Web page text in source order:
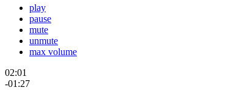
play
pause
mute
unmute
max volume
02:01
-01:27